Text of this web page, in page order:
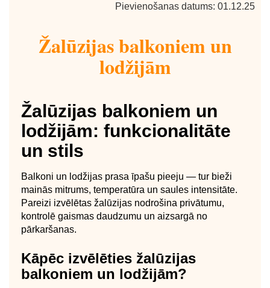
Pievienošanas datums: 01.12.25
Žalūzijas balkoniem un
lodžijām
Žalūzijas balkoniem un
lodžijām: funkcionalitāte
un stils
Balkoni un lodžijas prasa īpašu pieeju — tur bieži
mainās mitrums, temperatūra un saules intensitāte.
Pareizi izvēlētas žalūzijas nodrošina privātumu,
kontrolē gaismas daudzumu un aizsargā no
pārkaršanas.
Kāpēc izvēlēties žalūzijas
balkoniem un lodžijām?